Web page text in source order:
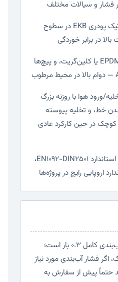
پوشش رنگ الکترواستاتیک پودری EKB در سطوح
در برابر خوردگی
واشر آب‌بندی از جنس EPDM یا کلین‌گریت، و پیچ‌ها
ورود هوا با روزنه بزرگ
خط، و تخلیه پیوسته
در حین کارکرد عادی
سوراخ‌کاری فلنج مطابق استاندارد EN1092-DIN2501،
اروپایی رایج در پروژه‌ها
حداقل فشار لازم برای آب‌بندی کامل ۰.۳ بار است؛
اگر فشار آب‌بندی مورد نیاز
باید حتماً پیش از سفارش به